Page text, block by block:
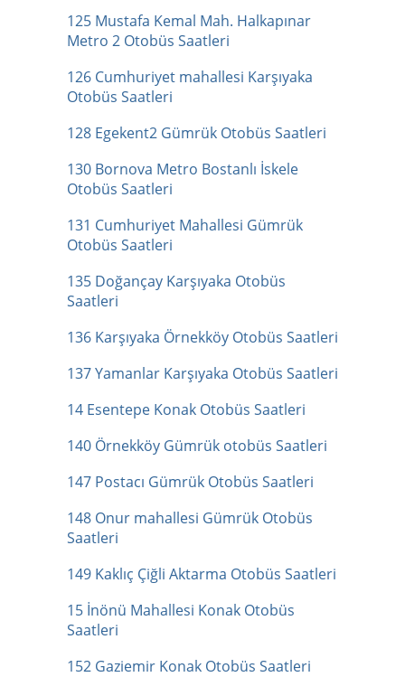
125 Mustafa Kemal Mah. Halkapınar
Metro 2 Otobüs Saatleri
126 Cumhuriyet mahallesi Karşıyaka
Otobüs Saatleri
128 Egekent2 Gümrük Otobüs Saatleri
130 Bornova Metro Bostanlı İskele
Otobüs Saatleri
131 Cumhuriyet Mahallesi Gümrük
Otobüs Saatleri
135 Doğançay Karşıyaka Otobüs
Saatleri
136 Karşıyaka Örnekköy Otobüs Saatleri
137 Yamanlar Karşıyaka Otobüs Saatleri
14 Esentepe Konak Otobüs Saatleri
140 Örnekköy Gümrük otobüs Saatleri
147 Postacı Gümrük Otobüs Saatleri
148 Onur mahallesi Gümrük Otobüs
Saatleri
149 Kaklıç Çiğli Aktarma Otobüs Saatleri
15 İnönü Mahallesi Konak Otobüs
Saatleri
152 Gaziemir Konak Otobüs Saatleri